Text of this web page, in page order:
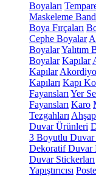
Boyaları
Maskeleme
Boya Fırçaları
Cephe Boyalar
BoyalarYalıtım
Boyalar Kapılar
Kapılar
Kapıları Kapı
Fayansları Yer
Fayansları Karo
Tezgahları
Duvar Ürünleri
3 Boyutlu Duvar
Dekoratif Duvar
Duvar Stickerları
Yapıştırıcısı